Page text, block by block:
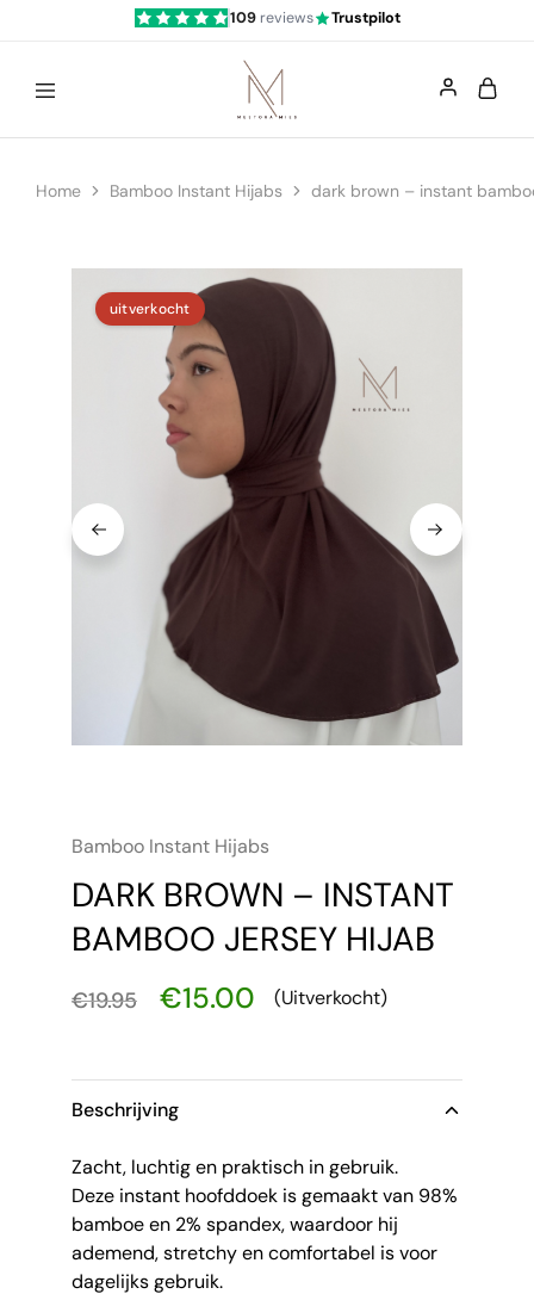
109reviews Trustpilot
Mestoramies
Home Bamboo Instant Hijabs dark brown – instant
uitverkocht
Bamboo Instant Hijabs
DARK BROWN – INSTANT
BAMBOO JERSEY HIJAB
€19.95 €15.00 (Uitverkocht)
Beschrijving
Zacht, luchtig en praktisch in gebruik.
Deze instant hoofddoek is gemaakt van 98%
bamboe en 2% spandex, waardoor hij
ademend, stretchy en comfortabel is voor
dagelijks gebruik.